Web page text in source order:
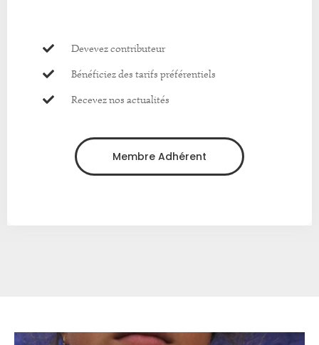
Devevez contributeur
Bénéficiez des tarifs préférentiels
Recevez nos actualités
Membre Adhérent